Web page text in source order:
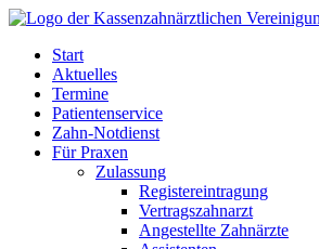
Start
Aktuelles
Termine
Patientenservice
Zahn-Notdienst
Für Praxen
Zulassung
Registereintragung
Vertragszahnarzt
Angestellte Zahnärzte